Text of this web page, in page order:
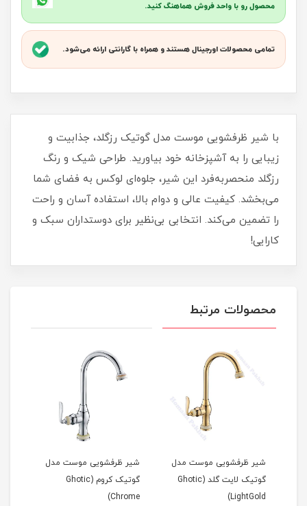
محصول رو با واحد فروش هماهنگ کنید.
تمامی محصولات اورجینال هستند و همراه با گارانتی ارائه می‌شود.
با شیر ظرفشویی موست مدل گوتیک رزگلد، جذابیت و
زیبایی را به آشپزخانه خود بیاورید. طراحی شیک و رنگ
رزگلد منحصر‌به‌فرد این شیر، جلوه‌ای لوکس به فضای شما
می‌بخشد. کیفیت عالی و دوام بالا، استفاده آسان و راحت
را تضمین می‌کند. انتخابی بی‌نظیر برای دوستداران سبک و
کارایی!
محصولات مرتبط
شیر ظرفشویی موست مدل
گوتیک لایت گلد (Ghotic
LightGold)
شیر ظرفشویی موست مدل
گوتیک کروم (Ghotic
Chrome)